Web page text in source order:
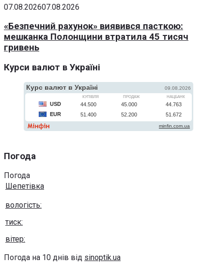
07.08.202607.08.2026
«Безпечний рахунок» виявився пасткою:
мешканка Полонщини втратила 45 тисяч
гривень
Курси валют в Україні
Погода
Погода
Шепетівка
вологість:
тиск:
вітер:
Погода на 10 днів від sinoptik.ua